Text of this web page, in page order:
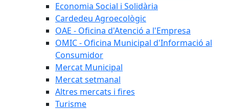
Economia Social i Solidària
Cardedeu Agroecològic
OAE - Oficina d'Atenció a l'Empresa
OMIC - Oficina Municipal d'Informació al
Consumidor
Mercat Municipal
Mercat setmanal
Altres mercats i fires
Turisme